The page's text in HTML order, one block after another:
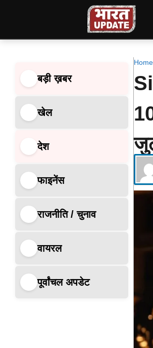
बड़ी ख़बर
खेल
देश
फाइनेंस
राजनीति / चुनाव
वायरल
पूर्वांचल अपडेट
Home